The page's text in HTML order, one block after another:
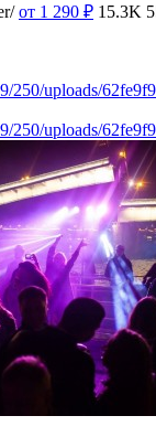
от 1 290 ₽ 15.3K
250/uploads/
250/uploads/